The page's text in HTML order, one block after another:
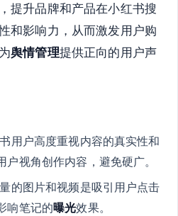
提升品牌和产品在小红书搜
和影响力，从而激发用户购
舆情管理提供正向的用户声
用户高度重视内容的真实性和
视角创作内容，避免硬广。
的图片和视频是吸引用户点击
响笔记的曝光效果。